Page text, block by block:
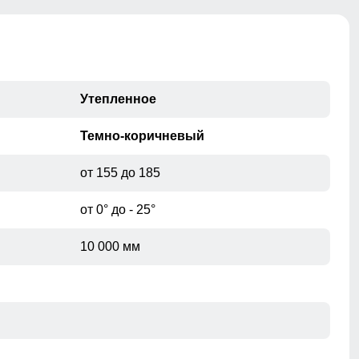
Утепленное
Темно-коричневый
от 155 до 185
от 0° до - 25°
10 000 мм